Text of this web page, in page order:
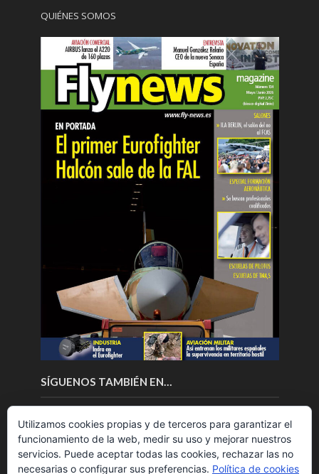
QUIÉNES SOMOS
SÍGUENOS TAMBIÉN EN…
Utilizamos cookies propias y de terceros para garantizar el
funcionamiento de la web, medir su uso y mejorar nuestros
servicios. Puede aceptar todas las cookies, rechazar las no
necesarias o configurar sus preferencias. Política de cookies